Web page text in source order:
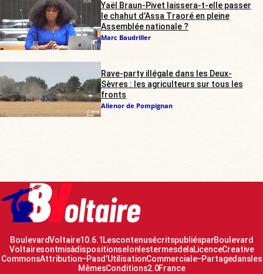
Yaël Braun-Pivet laissera-t-elle passer
le chahut d’Assa Traoré en pleine
Assemblée nationale ?
Marc Baudriller
Rave-party illégale dans les Deux-
Sèvres : les agriculteurs sur tous les
fronts
Alienor de Pompignan
Boulevard Voltaire 10.6.1 Les contenus écrits publiés par Boulevard
Voltaire sont mis à disposition selon les termes de la Licence Creative
Commons Attribution – Pas d’Utilisation Commerciale – Partage dans les
Mêmes Conditions 2.0 France